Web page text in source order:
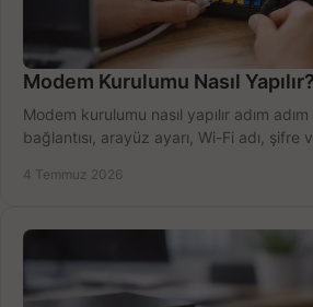
Modem Kurulumu Nasıl
Modem kurulumu nasıl yapılır adım
bağlantısı, arayüz ayarı, Wi-Fi adı, şifre
4 Temmuz 2026